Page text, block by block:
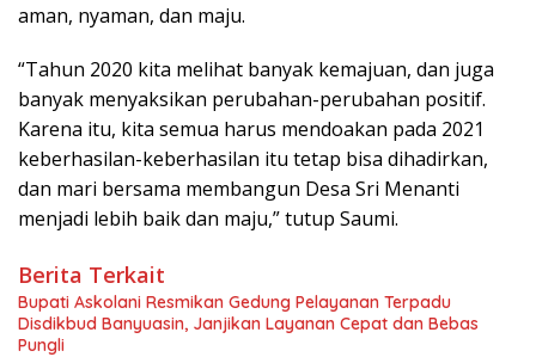
aman, nyaman, dan maju.
“Tahun 2020 kita melihat banyak kemajuan, dan juga
banyak menyaksikan perubahan-perubahan positif.
Karena itu, kita semua harus mendoakan pada 2021
keberhasilan-keberhasilan itu tetap bisa dihadirkan,
dan mari bersama membangun Desa Sri Menanti
menjadi lebih baik dan maju,” tutup Saumi.
Berita Terkait
Bupati Askolani Resmikan Gedung Pelayanan Terpadu
Disdikbud Banyuasin, Janjikan Layanan Cepat dan Bebas
Pungli